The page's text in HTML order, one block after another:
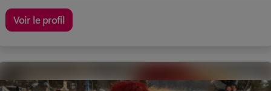
Voir le profil